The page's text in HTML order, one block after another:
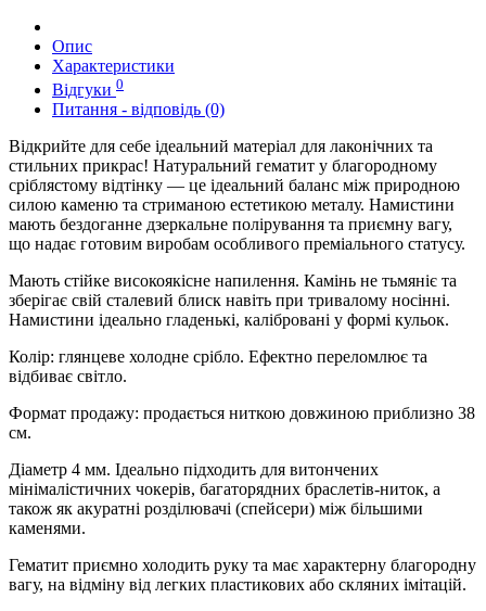
Опис
Характеристики
Відгуки 0
Питання - відповідь (0)
Відкрийте для себе ідеальний матеріал для лаконічних та
стильних прикрас! Натуральний гематит у благородному
сріблястому відтінку — це ідеальний баланс між природною
силою каменю та стриманою естетикою металу. Намистини
мають бездоганне дзеркальне полірування та приємну вагу,
що надає готовим виробам особливого преміального статусу.
Мають стійке високоякісне напилення. Камінь не тьмяніє та
зберігає свій сталевий блиск навіть при тривалому носінні.
Намистини ідеально гладенькі, калібровані у формі кульок.
Колір: глянцеве холодне срібло. Ефектно переломлює та
відбиває світло.
Формат продажу: продається ниткою довжиною приблизно 38
см.
Діаметр 4 мм. Ідеально підходить для витончених
мінімалістичних чокерів, багаторядних браслетів-ниток, а
також як акуратні розділювачі (спейсери) між більшими
каменями.
Гематит приємно холодить руку та має характерну благородну
вагу, на відміну від легких пластикових або скляних імітацій.